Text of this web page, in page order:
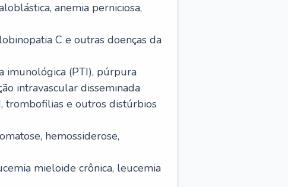
anemia perniciosa,
C e outras doenças da
imunológica (PTI), púrpura
intravascular disseminada
trombofilias e outros distúrbios
hemossiderose,
mieloide crônica, leucemia